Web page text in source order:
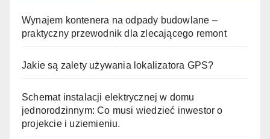
Wynajem kontenera na odpady budowlane –
praktyczny przewodnik dla zlecającego remont
Jakie są zalety używania lokalizatora GPS?
Schemat instalacji elektrycznej w domu
jednorodzinnym: Co musi wiedzieć inwestor o
projekcie i uziemieniu.